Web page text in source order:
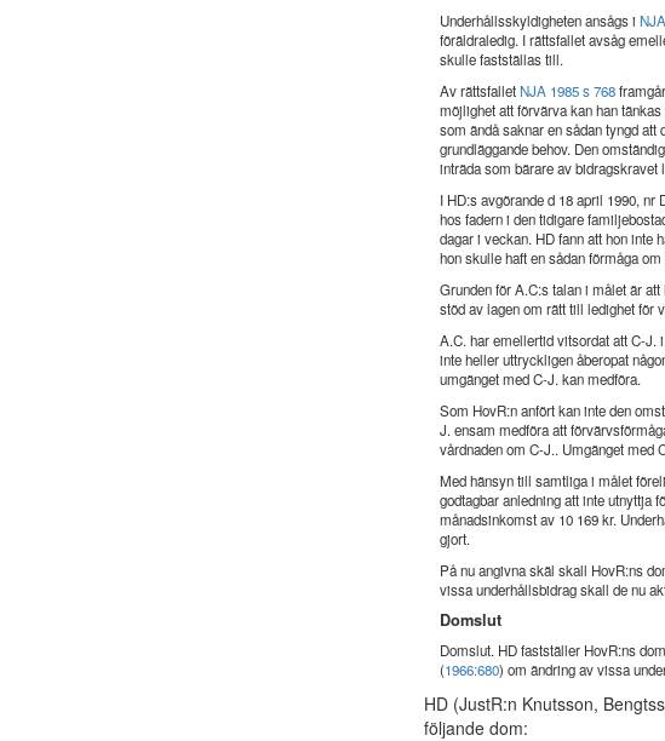
Underhållsskyldigheten ansågs i
föräldraledig. I rättsfallet avsåg
skulle fastställas till.
Av rättsfalletNJA 1985 s 768
möjlighet att förvärva kan han
som ändå saknar en sådan tyngd
grundläggande behov. Den
inträda som bärare av bidragskravet
I HD:s avgörande d 18 april 1990,
hos fadern i den tidigare
dagar i veckan. HD fann att hon inte
hon skulle haft en sådan förmåga
Grunden för A.C:s talan i målet är
stöd av lagen om rätt till ledighet för
A.C. har emellertid vitsordat att C-J.
inte heller uttryckligen åberopat
umgänget med C-J. kan medföra.
Som HovR:n anfört kan inte den
J. ensam medföra att
vårdnaden om C-J.. Umgänget med
Med hänsyn till samtliga i målet
godtagbar anledning att inte utnyttja
månadsinkomst av 10 169 kr.
gjort.
På nu angivna skäl skall HovR:ns
vissa underhållsbidrag skall de nu
Domslut
Domslut. HD fastställer HovR:ns
(1966:680) om ändring av vissa
HD (JustR:n Knutsson,
följande dom: